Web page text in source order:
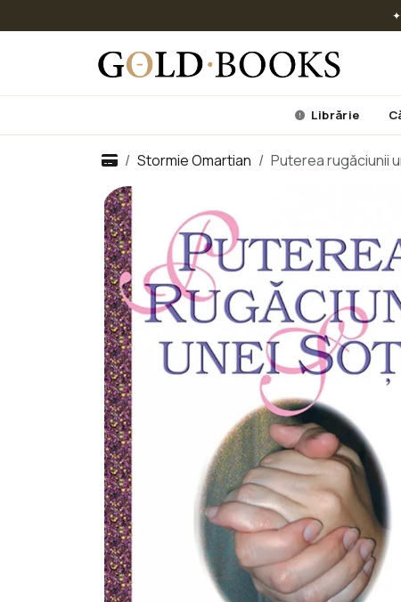
Librărie
Stormie Omartian Puterea rugăciunii